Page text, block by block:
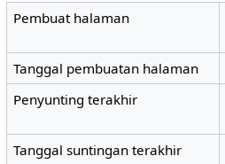
Pembuat halaman
Tanggal pembuatan halaman
Penyunting terakhir
Tanggal suntingan terakhir